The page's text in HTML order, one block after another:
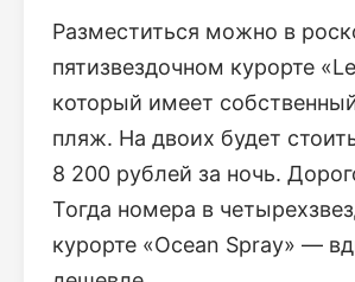
Разместиться можно в
пятизвездочном курорте
который имеет
пляж. На двоих будет
8 200 рублей за ночь.
Тогда номера в
курорте «Ocean Spray» —